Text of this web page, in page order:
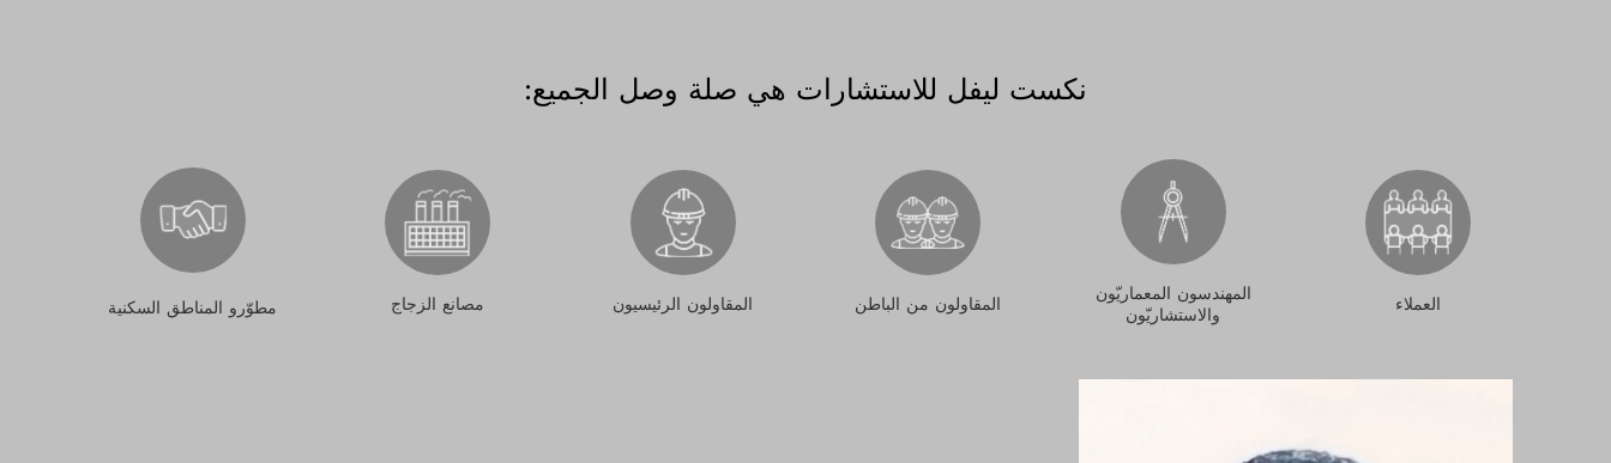
نكست ليفل للاستشارات هي صلة وصل الجميع:
العملاء
المهندسون المعماريّون
والاستشاريّون
المقاولون من الباطن المقاولون الرئيسيون مصانع الزجاج مطوّرو المناطق السكنية